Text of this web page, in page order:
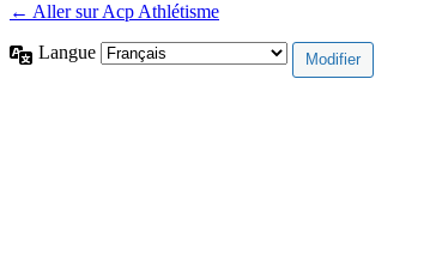
← Aller sur Acp Athlétisme
Langue